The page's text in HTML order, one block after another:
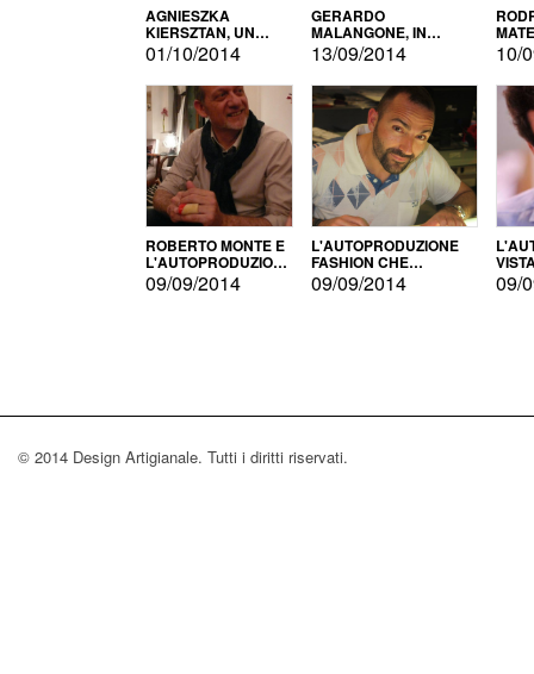
AGNIESZKA
KIERSZTAN, UN
MODELLO DI
AUTOPRODUZIONE
01/10/2014
GERARDO
MALANGONE, IN
GIURIA PER IL
CONCORSO
LETTERARIO
13/09/2014 10/
ROBERTO MONTE E
L'AUTOPRODUZIONE
CON IL CENSIMENTO
09/09/2014
L'AUTOPRODUZIONE
FASHION CHE
CONQUISTA GLI USA
09/09/2014 09/
© 2014 Design Artigianale. Tutti i diritti riservati.